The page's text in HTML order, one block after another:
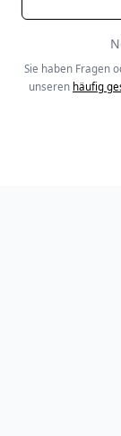
Sie haben Fragen
unseren häufig